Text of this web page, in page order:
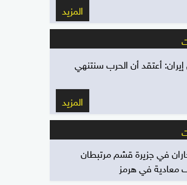
المزيد
أعتقد أن الحرب سنتنهي
المزيد
في جزيرة قشم مرتبطان
معادية في هرمز